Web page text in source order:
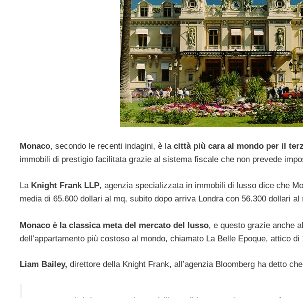
Monaco, secondo le recenti indagini, è la città più cara al mondo per il
immobili di prestigio facilitata grazie al sistema fiscale che non prevede
La Knight Frank LLP, agenzia specializzata in immobili di lusso dice che
media di 65.600 dollari al mq, subito dopo arriva Londra con 56.300 dollari
Monaco è la classica meta del mercato del lusso, e questo grazie anche
dell’appartamento più costoso al mondo, chiamato La Belle Epoque, attico
Liam Bailey, direttore della Knight Frank, all’agenzia Bloomberg ha detto